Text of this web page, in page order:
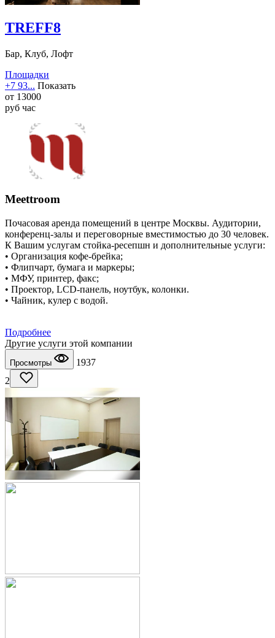
TREFF8
Бар, Клуб, Лофт
Площадки
+7 93... Показать
от 13000
руб час
Meettroom
Почасовая аренда помещений в центре Москвы. Аудитории,
конференц-залы и переговорные вместимостью до 30 человек.
К Вашим услугам стойка-ресепшн и дополнительные услуги:
• Организация кофе-брейка;
• Флипчарт, бумага и маркеры;
• МФУ, принтер, факс;
• Проектор, LCD-панель, ноутбук, колонки.
• Чайник, кулер с водой.
Подробнее
Другие услуги этой компании
Просмотры
1937
2